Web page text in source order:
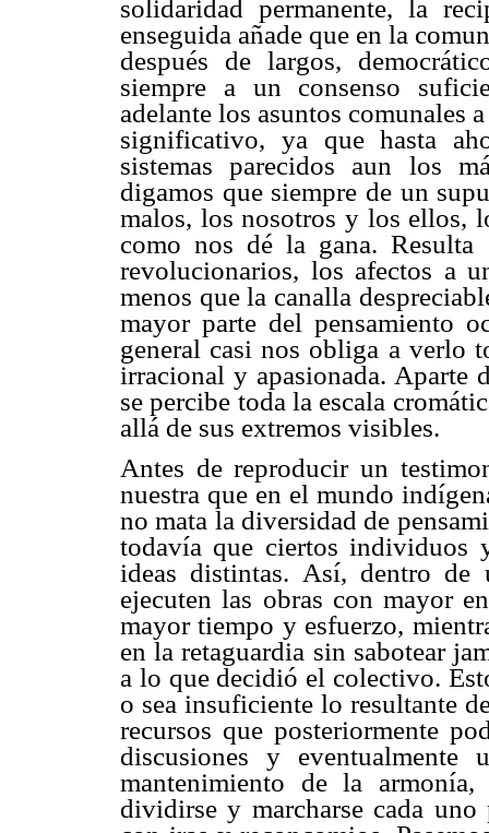
solidaridad permanente, la
enseguida añade que en la
después de largos,
siempre a un consenso
adelante los asuntos comunales
significativo, ya que hasta
sistemas parecidos aun los
digamos que siempre de un
malos, los nosotros y los ellos,
como nos dé la gana.
revolucionarios, los afectos a
menos que la canalla
mayor parte del pensamiento
general casi nos obliga a verlo
irracional y apasionada. Aparte
se percibe toda la escala
allá de sus extremos visibles.
Antes de reproducir un
nuestra que en el mundo
no mata la diversidad de
todavía que ciertos individuos
ideas distintas. Así, dentro de
ejecuten las obras con mayor
mayor tiempo y esfuerzo,
en la retaguardia sin sabotear
a lo que decidió el colectivo.
o sea insuficiente lo resultante
recursos que posteriormente
discusiones y
mantenimiento de la
dividirse y marcharse cada